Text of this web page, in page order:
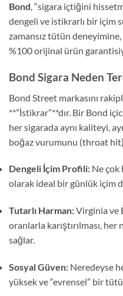
Bond, “sigara içtiğini
dengeli ve istikrarlı bir içim
zamansız tütün deneyimine,
%100 orijinal ürün
Bond Sigara Neden
Bond Street markasını
**”İstikrar”**dır. Bir Bond
her sigarada aynı kaliteyi,
boğaz vurumunu (throat hit)
Dengeli İçim Profili: Ne çok
olarak ideal bir günlük içim
Tutarlı Harman:Virginia ve
oranlarla karıştırılması,
sağlar.
Sosyal Güven: Neredeyse
yüksek ve “evrensel” bir